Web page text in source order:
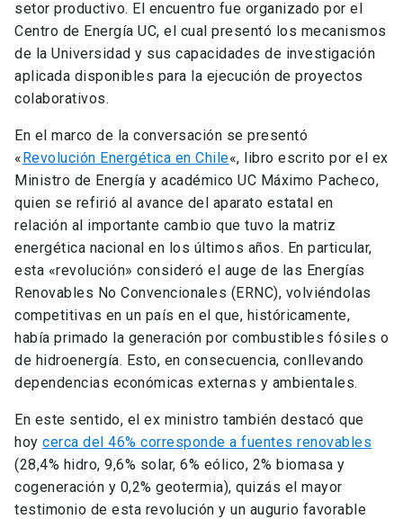
setor productivo. El encuentro fue organizado por el
Centro de Energía UC, el cual presentó los mecanismos
de la Universidad y sus capacidades de investigación
aplicada disponibles para la ejecución de proyectos
colaborativos.
En el marco de la conversación se presentó
«Revolución Energética en Chile«, libro escrito por el ex
Ministro de Energía y académico UC Máximo Pacheco,
quien se refirió al avance del aparato estatal en
relación al importante cambio que tuvo la matriz
energética nacional en los últimos años. En particular,
esta «revolución» consideró el auge de las Energías
Renovables No Convencionales (ERNC), volviéndolas
competitivas en un país en el que, históricamente,
había primado la generación por combustibles fósiles o
de hidroenergía. Esto, en consecuencia, conllevando
dependencias económicas externas y ambientales.
En este sentido, el ex ministro también destacó que
hoy cerca del 46% corresponde a fuentes renovables
(28,4% hidro, 9,6% solar, 6% eólico, 2% biomasa y
cogeneración y 0,2% geotermia), quizás el mayor
testimonio de esta revolución y un augurio favorable